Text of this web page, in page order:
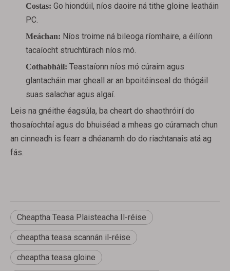
Costas: Go hiondúil, níos daoire ná tithe gloine leatháin
PC.
Meáchan: Níos troime ná bileoga ríomhaire, a éilíonn
tacaíocht struchtúrach níos mó.
Cothabháil: Teastaíonn níos mó cúraim agus
glantacháin mar gheall ar an bpoitéinseal do thógáil
suas salachar agus algaí.
Leis na gnéithe éagsúla, ba cheart do shaothróirí do
thosaíochtaí agus do bhuiséad a mheas go cúramach chun
an cinneadh is fearr a dhéanamh do do riachtanais atá ag
fás.
Cheaptha Teasa Plaisteacha Il-réise
cheaptha teasa scannán il-réise
cheaptha teasa gloine